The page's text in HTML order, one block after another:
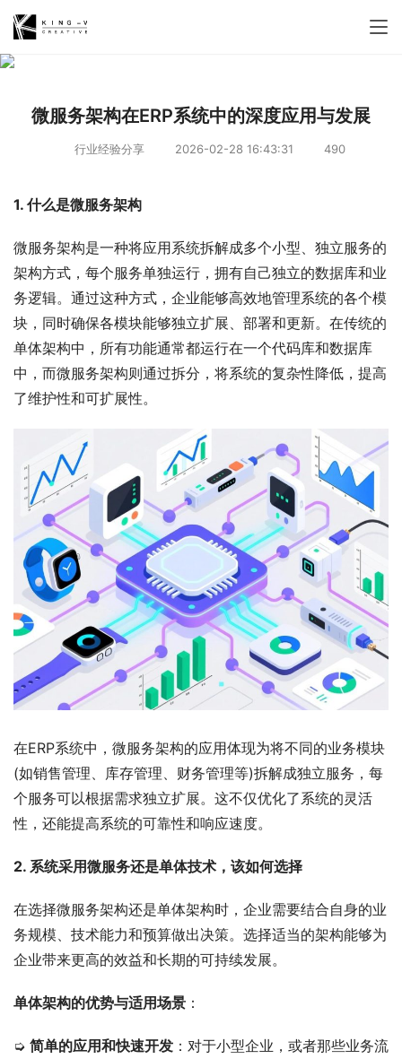
微服务架构在ERP系统中的深度应用与发展
行业经验分享 2026-02-28 16:43:31 490
1. 什么是微服务架构
微服务架构是一种将应用系统拆解成多个小型、独立服务的
架构方式，每个服务单独运行，拥有自己独立的数据库和业
务逻辑。通过这种方式，企业能够高效地管理系统的各个模
块，同时确保各模块能够独立扩展、部署和更新。在传统的
单体架构中，所有功能通常都运行在一个代码库和数据库
中，而微服务架构则通过拆分，将系统的复杂性降低，提高
了维护性和可扩展性。
在ERP系统中，微服务架构的应用体现为将不同的业务模块
(如销售管理、库存管理、财务管理等)拆解成独立服务，每
个服务可以根据需求独立扩展。这不仅优化了系统的灵活
性，还能提高系统的可靠性和响应速度。
2. 系统采用微服务还是单体技术，该如何选择
在选择微服务架构还是单体架构时，企业需要结合自身的业
务规模、技术能力和预算做出决策。选择适当的架构能够为
企业带来更高的效益和长期的可持续发展。
单体架构的优势与适用场景 ：
➭ 简单的应用和快速开发 ：对于小型企业，或者那些业务流